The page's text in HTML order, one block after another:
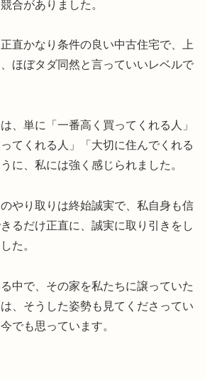
合がありました。
直かなり条件の良い中古住宅で、上
ほぼタダ同然と言っていいレベルで
、単に「一番高く買ってくれる人」
てくれる人」「大切に住んでくれる
に、私には強く感じられました。
やり取りは終始誠実で、私自身も信
るだけ正直に、誠実に取り引きをし
た。
中で、その家を私たちに譲っていた
、そうした姿勢も見てくださってい
でも思っています。